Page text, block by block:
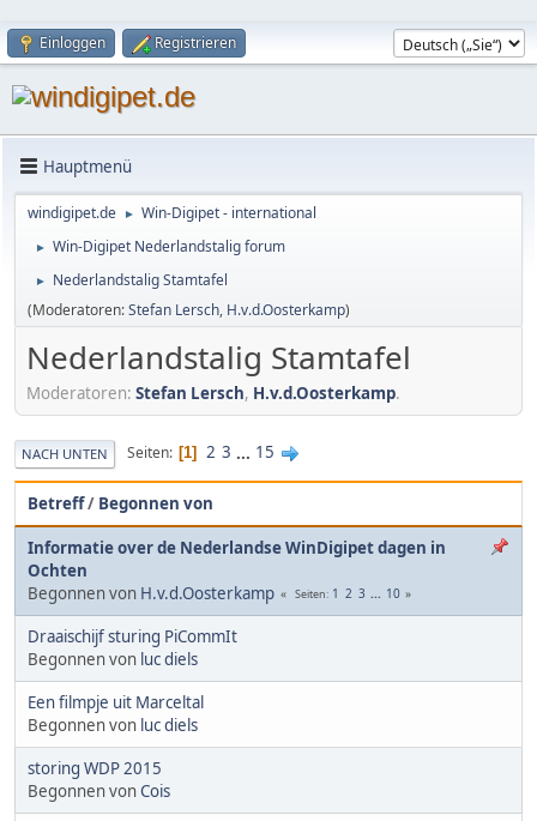
Einloggen Registrieren
Hauptmenü
windigipet.de ► Win-Digipet - international
► Win-Digipet Nederlandstalig forum
►
Nederlandstalig Stamtafel
(Moderatoren:Stefan Lersch, H.v.d.Oosterkamp)
Nederlandstalig Stamtafel
Moderatoren: Stefan Lersch, H.v.d.Oosterkamp.
NACH UNTEN Seiten 1 2 3 ... 15
Betreff/ Begonnen von
Informatie over de Nederlandse WinDigipet dagen in
Ochten
Begonnen von H.v.d.Oosterkamp Seiten 1 2 3 ... 10
Draaischijf sturing PiCommIt
Begonnen von luc diels
Een filmpje uit Marceltal
Begonnen von luc diels
storing WDP 2015
Begonnen vonCois